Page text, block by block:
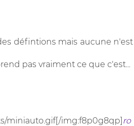
défintions mais aucune n'est
pas vraiment ce que c'est...
miniauto.gif[/img:f8p0g8qp] ro